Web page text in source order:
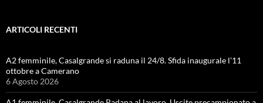
ARTICOLI RECENTI
A2 femminile, Casalgrande si raduna il 24/8. Sfida inaugurale l’11
ottobre a Camerano
6 Agosto 2026